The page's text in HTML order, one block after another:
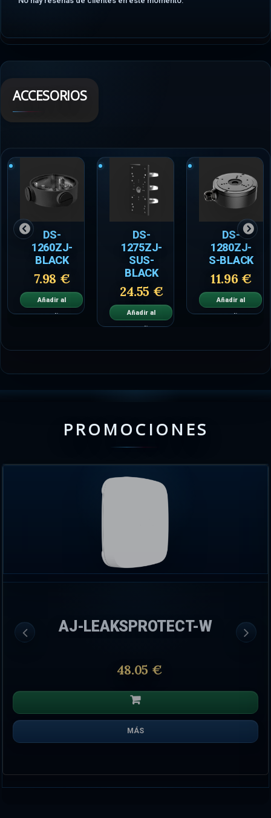
ACCESORIOS
DS-
1260ZJ-
BLACK
7.98 €
Añadir al
carrito
DS-
1275ZJ-
SUS-
BLACK
24.55 €
Añadir al
carrito
DS-
1280ZJ-
S-BLACK
11.96 €
Añadir al
carrito
PROMOCIONES
AJ-LEAKSPROTECT-W
48.05 €
MÁS